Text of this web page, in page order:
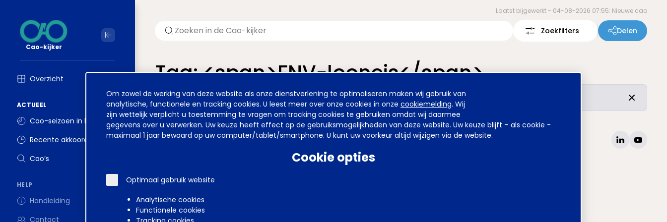
Cookie
melding
Om zowel de werking van deze website als onze dienstverlening te optimaliseren maken wij gebruik van
analytische, functionele en tracking cookies. U leest meer over onze cookies in onze cookiemelding. Wij
zijn wettelijk verplicht u toestemming te vragen om tracking cookies te gebruiken omdat wij daarmee
gegevens over u verwerken. Uw keuze heeft effect op de gebruiksmogelijkheden van deze website. Uw keuze blijft – als cookie -
maximaal 1 jaar bewaard op uw computer/tablet/smartphone. U kunt uw voorkeur altijd wijzigen via de website.
Cookie opties
Optimaal gebruik website
Analytische cookies
Functionele cookies
Cao-kijker
Overzicht
ACTUEEL
Cao-seizoen in beeld
Recente akkoorden
Cao’s
HELP
Handleiding
Contact
Laatst bijgewerkt - 04-08-2026 07:55: Nieuwe cao
Zoekfilters Delen
Tag: <span>FNV-looneis</span>
Welkom op vernieuwde pagina van de Cao-kijker. De vormgeving is nieuw, maar de vertrouwde inhoud is ongewijzigd.
Disclaimer VoorwaardenPrivacyTel 070 850 86 00Mail werkgeverslijn@awvn.nlWebsitewww.awvn.nl